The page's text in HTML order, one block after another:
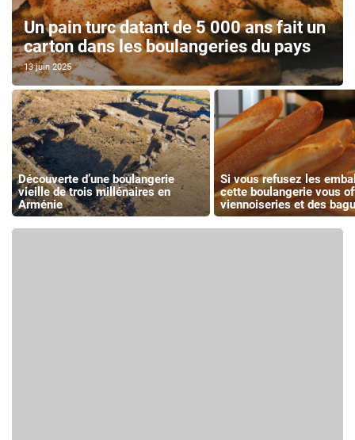
Un pain turc datant de 5 000 ans fait un
carton dans les boulangeries du pays
13 juin 2025
Découverte d’une boulangerie
vieille de trois millénaires en
Arménie
Si vous refusez les
cette boulangerie vous
viennoiseries et des